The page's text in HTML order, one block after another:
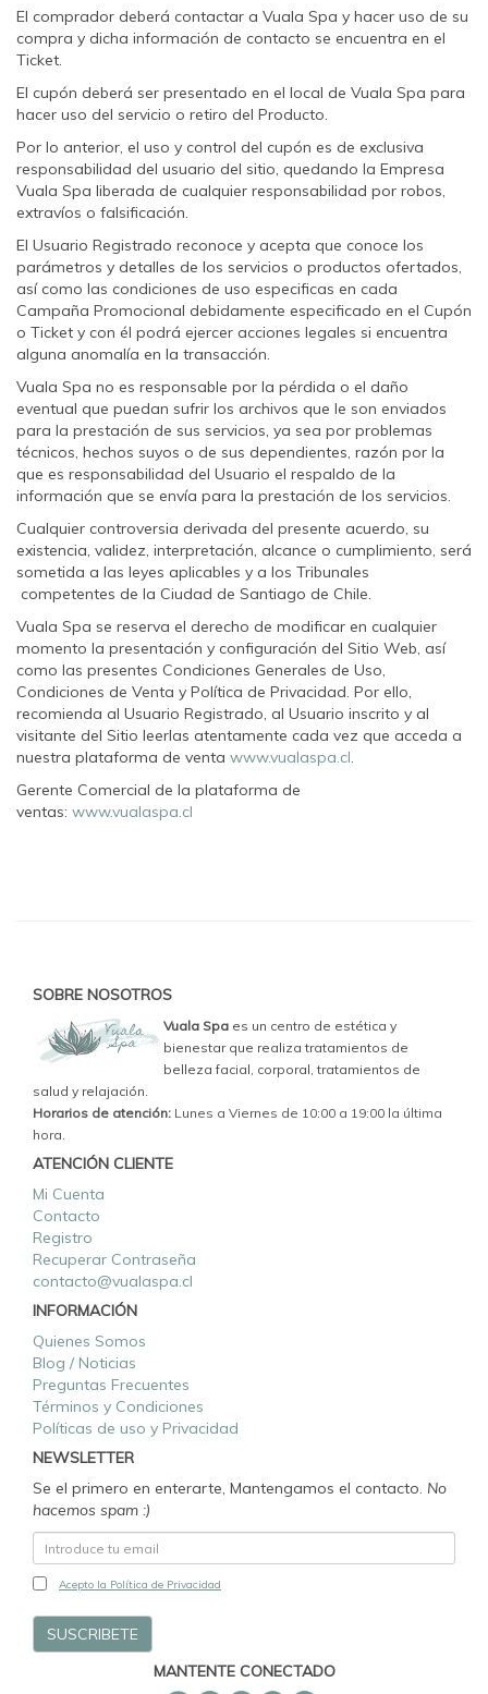
El comprador deberá contactar a Vuala Spa y hacer uso de su
compra y dicha información de contacto se encuentra en el
Ticket.
El cupón deberá ser presentado en el local de Vuala Spa para
hacer uso del servicio o retiro del Producto.
Por lo anterior, el uso y control del cupón es de exclusiva
responsabilidad del usuario del sitio, quedando la Empresa
Vuala Spa liberada de cualquier responsabilidad por robos,
extravíos o falsificación.
El Usuario Registrado reconoce y acepta que conoce los
parámetros y detalles de los servicios o productos ofertados,
así como las condiciones de uso especificas en cada
Campaña Promocional debidamente especificado en el Cupón
o Ticket y con él podrá ejercer acciones legales si encuentra
alguna anomalía en la transacción.
Vuala Spa no es responsable por la pérdida o el daño
eventual que puedan sufrir los archivos que le son enviados
para la prestación de sus servicios, ya sea por problemas
técnicos, hechos suyos o de sus dependientes, razón por la
que es responsabilidad del Usuario el respaldo de la
información que se envía para la prestación de los servicios.
Cualquier controversia derivada del presente acuerdo, su
existencia, validez, interpretación, alcance o cumplimiento, será
sometida a las leyes aplicables y a los Tribunales
competentes de la Ciudad de Santiago de Chile.
Vuala Spa se reserva el derecho de modificar en cualquier
momento la presentación y configuración del Sitio Web, así
como las presentes Condiciones Generales de Uso,
Condiciones de Venta y Política de Privacidad. Por ello,
recomienda al Usuario Registrado, al Usuario inscrito y al
visitante del Sitio leerlas atentamente cada vez que acceda a
nuestra plataforma de venta www.vualaspa.cl.
Gerente Comercial de la plataforma de
ventas: www.vualaspa.cl
SOBRE NOSOTROS
Vuala Spa es un centro de estética y
bienestar que realiza tratamientos de
belleza facial, corporal, tratamientos de
salud y relajación.
Horarios de atención: Lunes a Viernes de 10:00 a 19:00 la última
hora.
ATENCIÓN CLIENTE
Mi Cuenta
Contacto
Registro
Recuperar Contraseña
contacto@vualaspa.cl
INFORMACIÓN
Quienes Somos
Blog / Noticias
Preguntas Frecuentes
Términos y Condiciones
Políticas de uso y Privacidad
NEWSLETTER
Se el primero en enterarte, Mantengamos el contacto. No
hacemos spam :)
Acepto la Política de Privacidad
MANTENTE CONECTADO